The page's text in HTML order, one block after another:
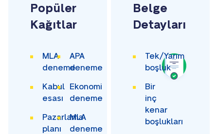
Popüler
Kağıtlar
MLA
deneme
APA
deneme
Kabul
esası
Ekonomi
deneme
Pazarlama
planı
MLA
deneme
Belge
Detayları
Tek/Yarım
boşluk
Bir
inç
kenar
boşlukları